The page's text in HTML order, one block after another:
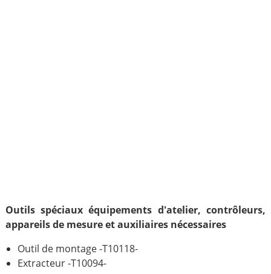
Outils spéciaux équipements d'atelier, contrôleurs,
appareils de mesure et auxiliaires nécessaires
Outil de montage -T10118-
Extracteur -T10094-